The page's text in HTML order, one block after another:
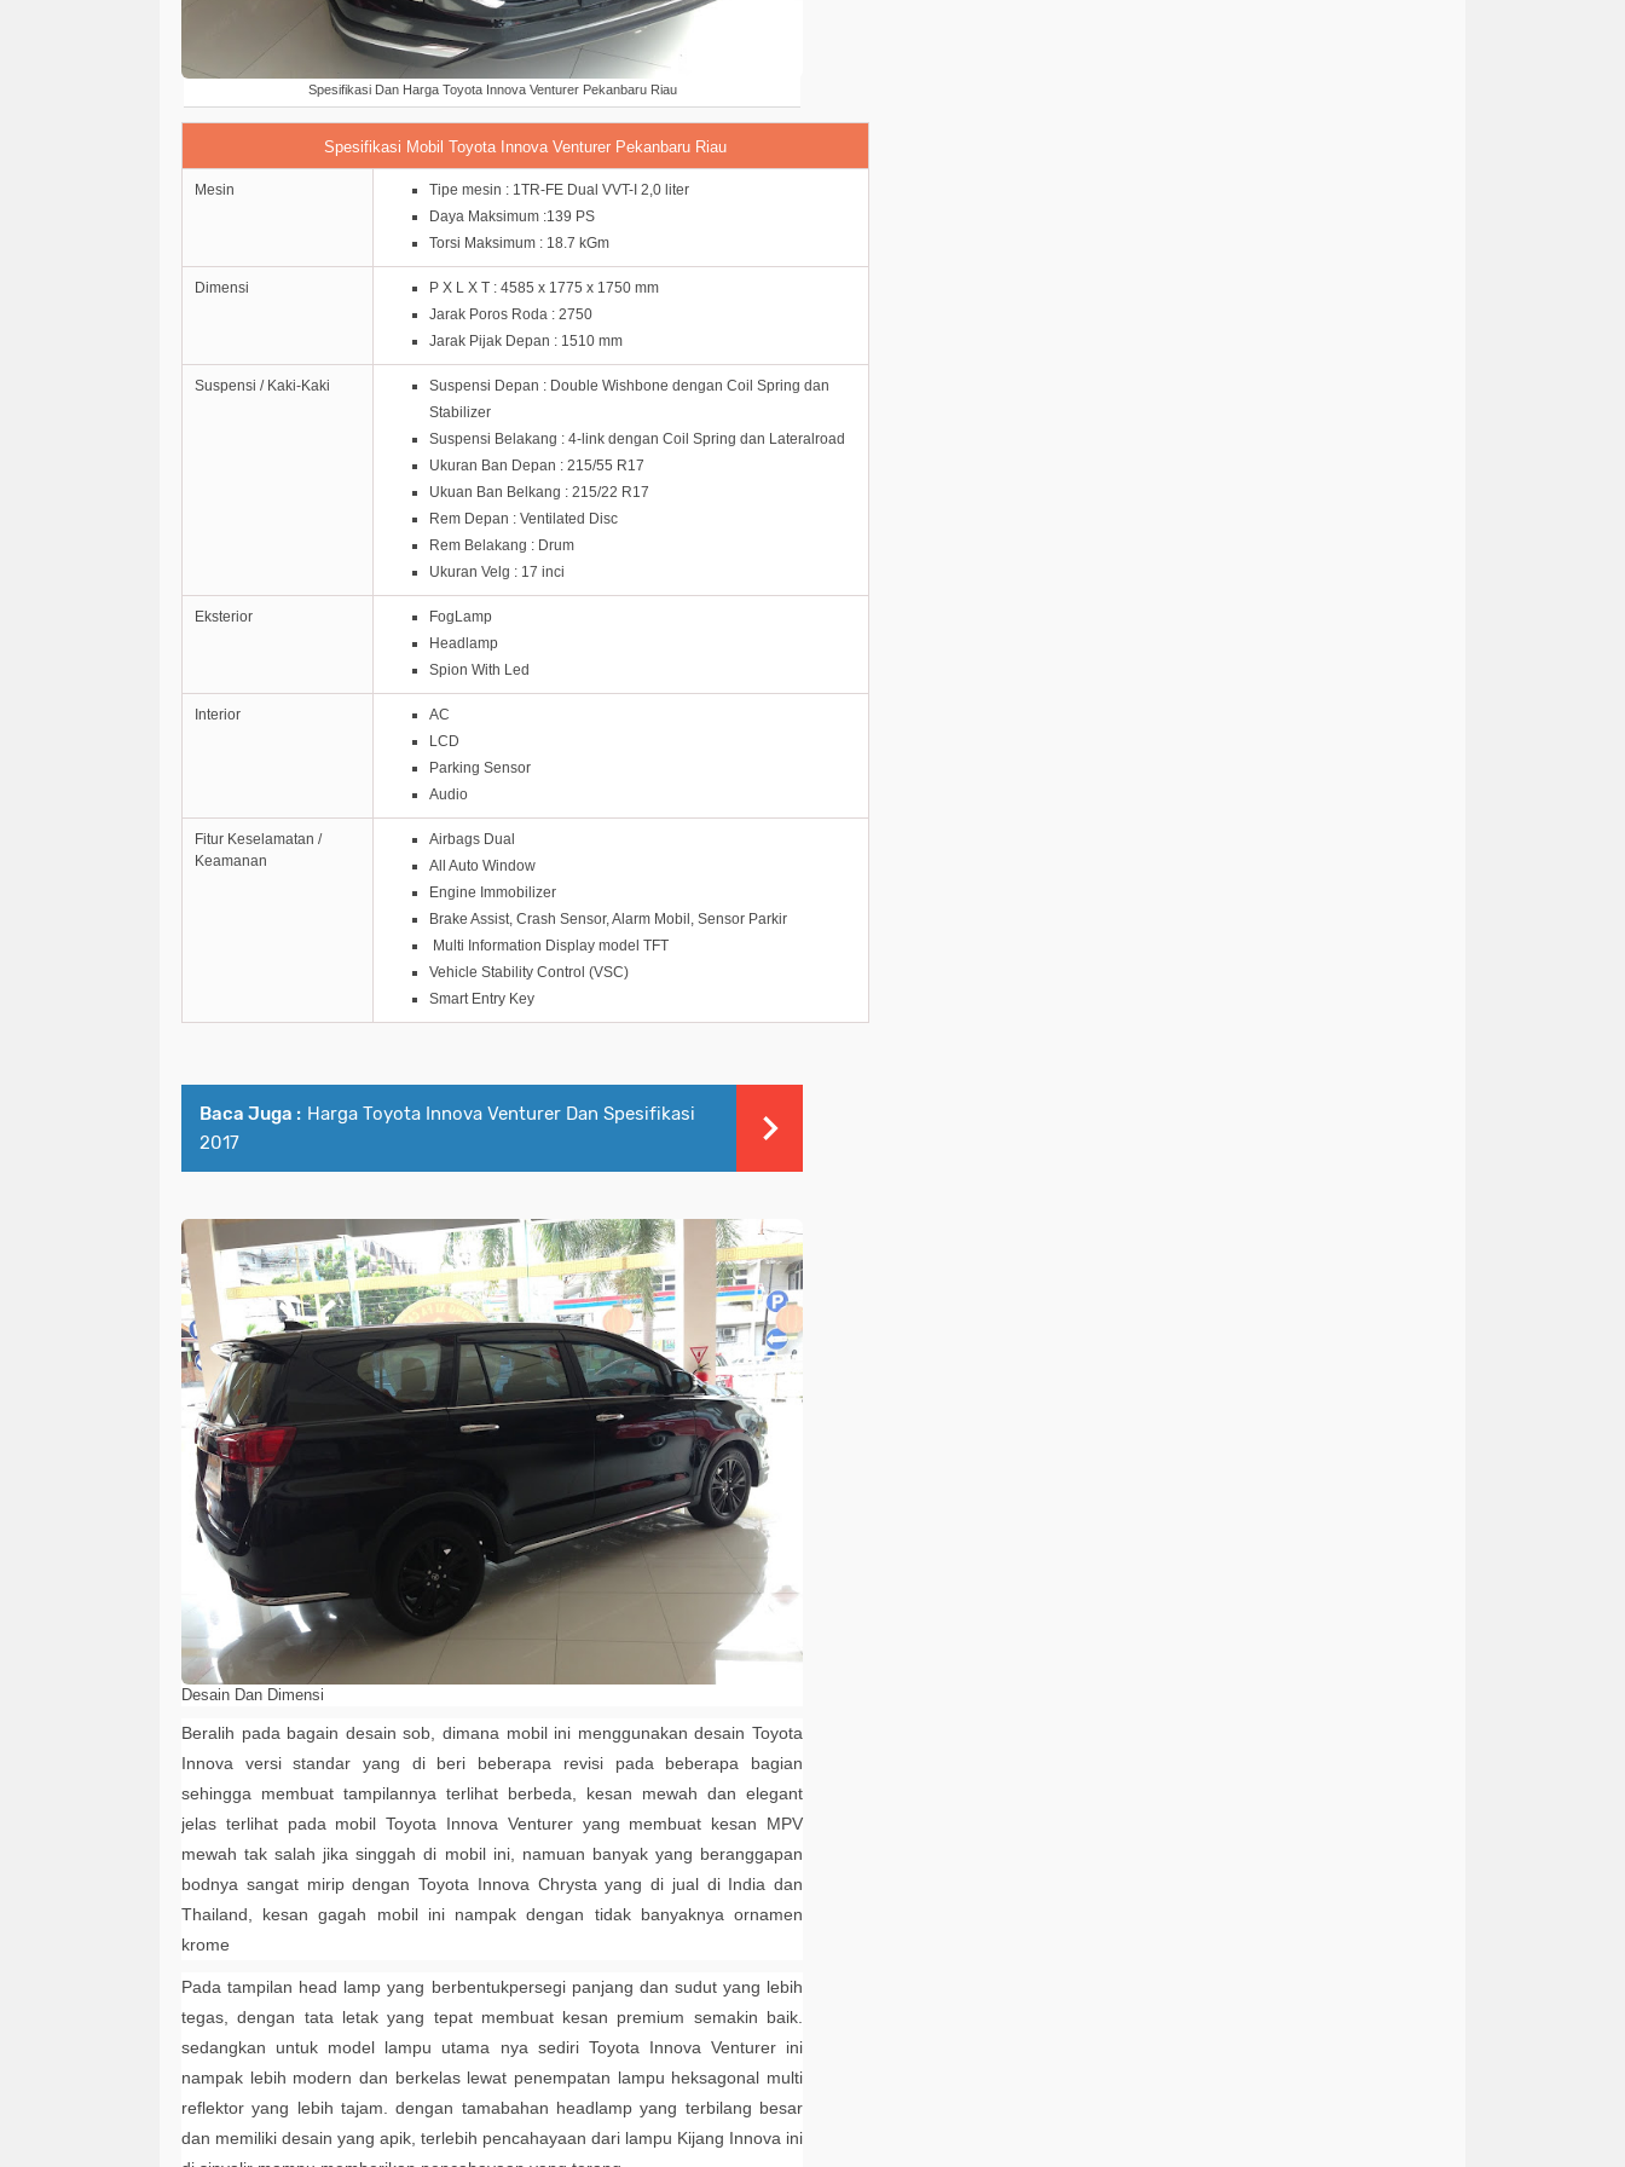
Spesifikasi Dan Harga Toyota Innova Venturer Pekanbaru Riau
Spesifikasi Mobil Toyota Innova Venturer Pekanbaru Riau
Mesin
Tipe mesin : 1TR-FE Dual VVT-I 2,0 liter
Daya Maksimum :139 PS
Torsi Maksimum : 18.7 kGm
Dimensi
P X L X T : 4585 x 1775 x 1750 mm
Jarak Poros Roda : 2750
Jarak Pijak Depan : 1510 mm
Suspensi / Kaki-Kaki
Suspensi Depan : Double Wishbone dengan Coil Spring dan
Stabilizer
Suspensi Belakang : 4-link dengan Coil Spring dan Lateralroad
Ukuran Ban Depan : 215/55 R17
Ukuan Ban Belkang : 215/22 R17
Rem Depan : Ventilated Disc
Rem Belakang : Drum
Ukuran Velg : 17 inci
Eksterior
FogLamp
Headlamp
Spion With Led
Interior
AC
LCD
Parking Sensor
Audio
Fitur Keselamatan /
Keamanan
Airbags Dual
All Auto Window
Engine Immobilizer
Brake Assist, Crash Sensor, Alarm Mobil, Sensor Parkir
Multi Information Display model TFT
Vehicle Stability Control (VSC)
Smart Entry Key
Baca Juga : Harga Toyota Innova Venturer Dan Spesifikasi
2017
Desain Dan Dimensi
Beralih pada bagain desain sob, dimana mobil ini menggunakan desain Toyota
Innova versi standar yang di beri beberapa revisi pada beberapa bagian
sehingga membuat tampilannya terlihat berbeda, kesan mewah dan elegant
jelas terlihat pada mobil Toyota Innova Venturer yang membuat kesan MPV
mewah tak salah jika singgah di mobil ini, namuan banyak yang beranggapan
bodnya sangat mirip dengan Toyota Innova Chrysta yang di jual di India dan
Thailand, kesan gagah mobil ini nampak dengan tidak banyaknya ornamen
krome
Pada tampilan head lamp yang berbentukpersegi panjang dan sudut yang lebih
tegas, dengan tata letak yang tepat membuat kesan premium semakin baik.
sedangkan untuk model lampu utama nya sediri Toyota Innova Venturer ini
nampak lebih modern dan berkelas lewat penempatan lampu heksagonal multi
reflektor yang lebih tajam. dengan tamabahan headlamp yang terbilang besar
dan memiliki desain yang apik, terlebih pencahayaan dari lampu Kijang Innova ini